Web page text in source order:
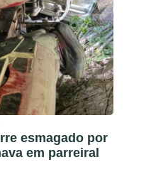
esmagado por
em parreiral